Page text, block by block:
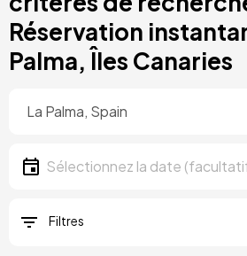
principal
Réservation
Palma, Îles Canaries
Date
Sélectionnez la date
Filtres